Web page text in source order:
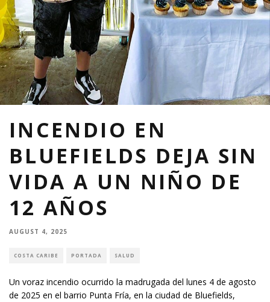
INCENDIO EN
BLUEFIELDS DEJA SIN
VIDA A UN NIÑO DE
12 AÑOS
AUGUST 4, 2025
COSTA CARIBE PORTADA SALUD
Un voraz incendio ocurrido la madrugada del lunes 4 de agosto
de 2025 en el barrio Punta Fría, en la ciudad de Bluefields,